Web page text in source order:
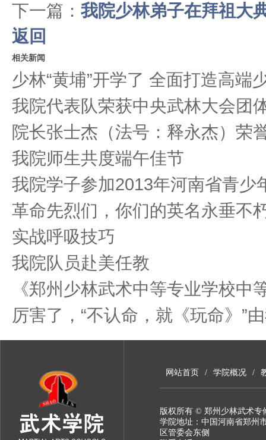
下一篇： 我院少林弟子在拜祖大
返回
相关新闻
少林“黄埔”开学了 全面打造高端
我院代表队荣获中央武林大会团
院长张士杰（法号：释永杰）荣
我院师生共度端午佳节
我院学子参加2013年河南省青少
革命先烈们，你们的英名永垂不
实战呼吸技巧
我院队员赴美任教
《郑州少林武术中等专业学校
厉害了，“不认命，就《玩命》”
网站首页 / 学院概况 /
版权所有 © 郑州少林武术专
学院地址：中国河南省郑州
区管委会东侧